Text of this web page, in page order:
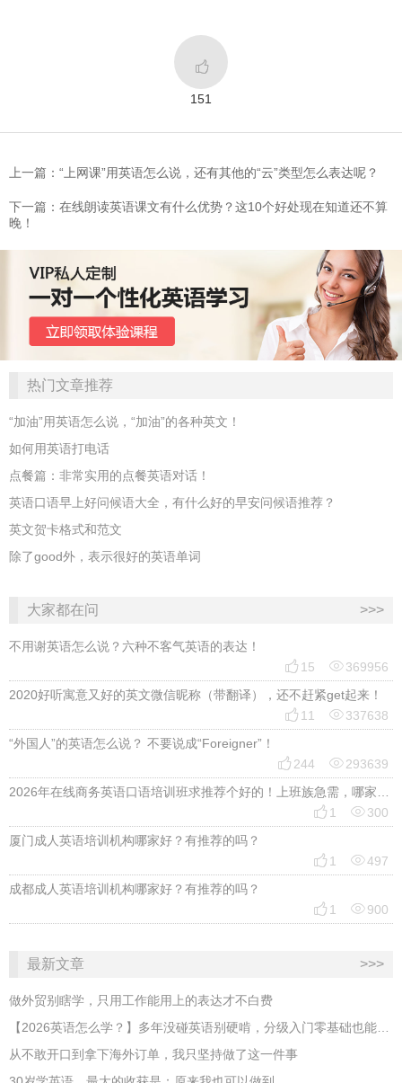

151
上一篇：“上网课”用英语怎么说，还有其他的“云”类型怎么表达呢？
下一篇：在线朗读英语课文有什么优势？这10个好处现在知道还不算
晚！
热门文章推荐
“加油”用英语怎么说，“加油”的各种英文！
如何用英语打电话
点餐篇：非常实用的点餐英语对话！
英语口语早上好问候语大全，有什么好的早安问候语推荐？
英文贺卡格式和范文
除了good外，表示很好的英语单词
大家都在问 >>>
不用谢英语怎么说？六种不客气英语的表达！
 15 369956
2020好听寓意又好的英文微信昵称（带翻译），还不赶紧get起来！
 11 337638
“外国人”的英语怎么说？ 不要说成“Foreigner”！
 244 293639
2026年在线商务英语口语培训班求推荐个好的！上班族急需，哪家好？
 1 300
厦门成人英语培训机构哪家好？有推荐的吗？
 1 497
成都成人英语培训机构哪家好？有推荐的吗？
 1 900
最新文章 >>>
做外贸别瞎学，只用工作能用上的表达才不白费
【2026英语怎么学？】多年没碰英语别硬啃，分级入门零基础也能跟上
从不敢开口到拿下海外订单，我只坚持做了这一件事